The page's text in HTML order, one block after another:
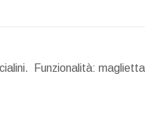
Funzionalità: